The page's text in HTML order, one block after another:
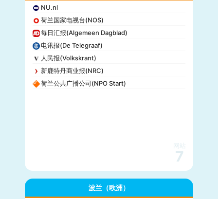
NU.nl
荷兰国家电视台(NOS)
每日汇报(Algemeen Dagblad)
电讯报(De Telegraaf)
人民报(Volkskrant)
新鹿特丹商业报(NRC)
荷兰公共广播公司(NPO Start)
网站
7
波兰（欧洲）